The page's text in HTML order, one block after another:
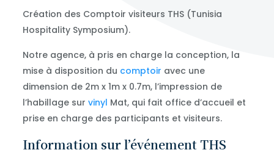
Création des Comptoir visiteurs THS (Tunisia
Hospitality Symposium).
Notre agence, à pris en charge la conception, la
mise à disposition du comptoir avec une
dimension de 2m x 1m x 0.7m, l’impression de
l’habillage sur vinyl Mat, qui fait office d’accueil et
prise en charge des participants et visiteurs.
Information sur l’événement THS